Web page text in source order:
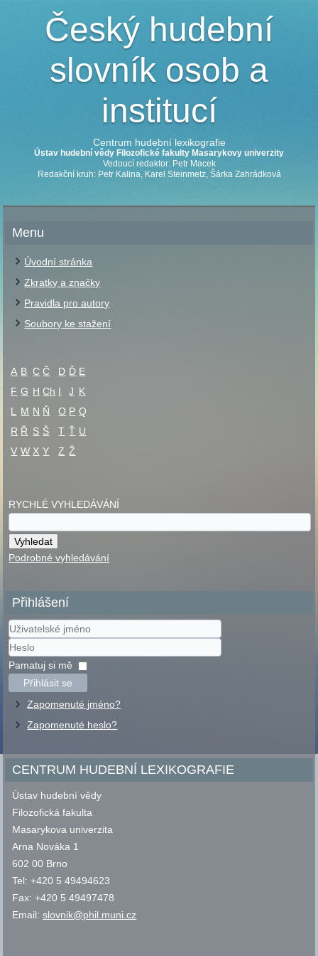
Český hudební
slovník osob a
institucí
Centrum hudební lexikografie
Ústav hudební vědy Filozofické fakulty Masarykovy univerzity
Vedoucí redaktor: Petr Macek
Redakční kruh: Petr Kalina, Karel Steinmetz, Šárka Zahrádková
Menu
Úvodní stránka
Zkratky a značky
Pravidla pro autory
Soubory ke stažení
A B C Č D Ď E
F G H Ch I J K
L
M N Ň O P Q
R Ř S Š T Ť U
V W X Y Z Ž
RYCHLÉ VYHLEDÁVÁNÍ
Podrobné vyhledávání
Přihlášení
Uživatelské
jméno
Heslo
Pamatuj si mě
Přihlásit se
Zapomenuté jméno?
Zapomenuté heslo?
CENTRUM HUDEBNÍ LEXIKOGRAFIE
Ústav hudební vědy
Filozofická fakulta
Masarykova univerzita
Arna Nováka 1
602 00 Brno
Tel: +420 5 49494623
Fax: +420 5 49497478
Email:slovnik@phil.muni.cz